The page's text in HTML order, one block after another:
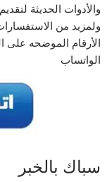
والأدوات الحديثة
ولمزيد من
الأرقام الموضحه على
الواتساب
سباك بالخبر